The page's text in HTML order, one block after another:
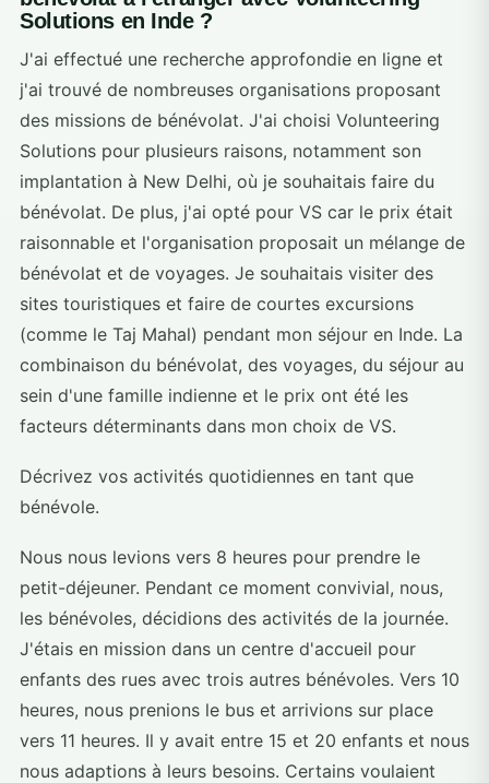
Solutions en Inde ?
J'ai effectué une recherche approfondie en ligne et
j'ai trouvé de nombreuses organisations proposant
des missions de bénévolat. J'ai choisi Volunteering
Solutions pour plusieurs raisons, notamment son
implantation à New Delhi, où je souhaitais faire du
bénévolat. De plus, j'ai opté pour VS car le prix était
raisonnable et l'organisation proposait un mélange de
bénévolat et de voyages. Je souhaitais visiter des
sites touristiques et faire de courtes excursions
(comme le Taj Mahal) pendant mon séjour en Inde. La
combinaison du bénévolat, des voyages, du séjour au
sein d'une famille indienne et le prix ont été les
facteurs déterminants dans mon choix de VS.
Décrivez vos activités quotidiennes en tant que
bénévole.
Nous nous levions vers 8 heures pour prendre le
petit-déjeuner. Pendant ce moment convivial, nous,
les bénévoles, décidions des activités de la journée.
J'étais en mission dans un centre d'accueil pour
enfants des rues avec trois autres bénévoles. Vers 10
heures, nous prenions le bus et arrivions sur place
vers 11 heures. Il y avait entre 15 et 20 enfants et nous
nous adaptions à leurs besoins. Certains voulaient